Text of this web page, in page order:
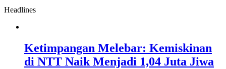
Headlines
Ketimpangan Melebar: Kemiskinan
di NTT Naik Menjadi 1,04 Juta Jiwa